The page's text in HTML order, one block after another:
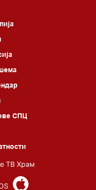
СПЦ
ТВ Храм